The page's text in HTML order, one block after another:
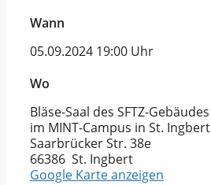
Wann
05.09.2024 19:00 Uhr
Wo
Bläse-Saal des SFTZ-Gebäudes
im MINT-Campus in St. Ingbert
Saarbrücker Str. 38e
66386 St. Ingbert
Google Karte anzeigen